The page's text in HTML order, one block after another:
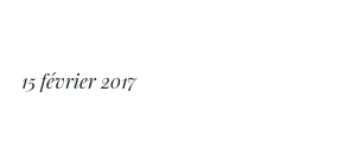
15 février 2017